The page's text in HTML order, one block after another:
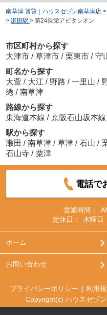
南草津 賃貸｜ハウスセゾン南草津店 >
> 瀬田駅 > 第24長栄アビタシオン
市区町村から探す
大津市 / 草津市 / 栗東市 / 守
町名から探す
大萱 / 大江 / 野路 / 一里山 /
綣 / 南草津
路線から探す
東海道本線 / 京阪石山坂本線
駅から探す
瀬田 / 南草津 / 草津 / 石山 /
石山寺 / 粟津
電話で
営業時間：
定休日：
水曜日
ホーム
お問い合わせ
プライバシーポリシー 利用
Copyright(c) ハウスセゾ